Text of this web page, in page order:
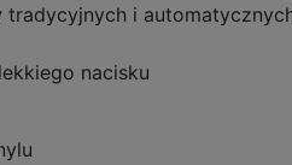
tradycyjnych i
nacisku